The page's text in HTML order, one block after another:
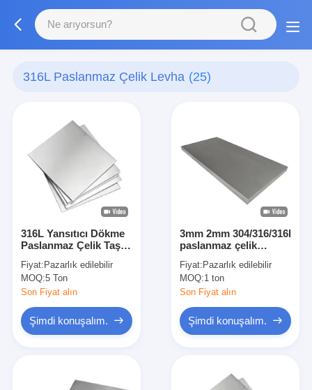
316L Paslanmaz Çelik Levha (25)
316L Yansıtıcı Dökme
Paslanmaz Çelik Taş ️
Kolay
Fiyat: Pazarlık edilebilir
MOQ:5 Ton
Son Fiyat alın
Şimdi konuşalım.
3mm 2mm 304/316/316l
paslanmaz çelik
paslanmaz levha satışı
için
Fiyat: Pazarlık edilebilir
MOQ:1 ton
Son Fiyat alın
Şimdi konuşalım.